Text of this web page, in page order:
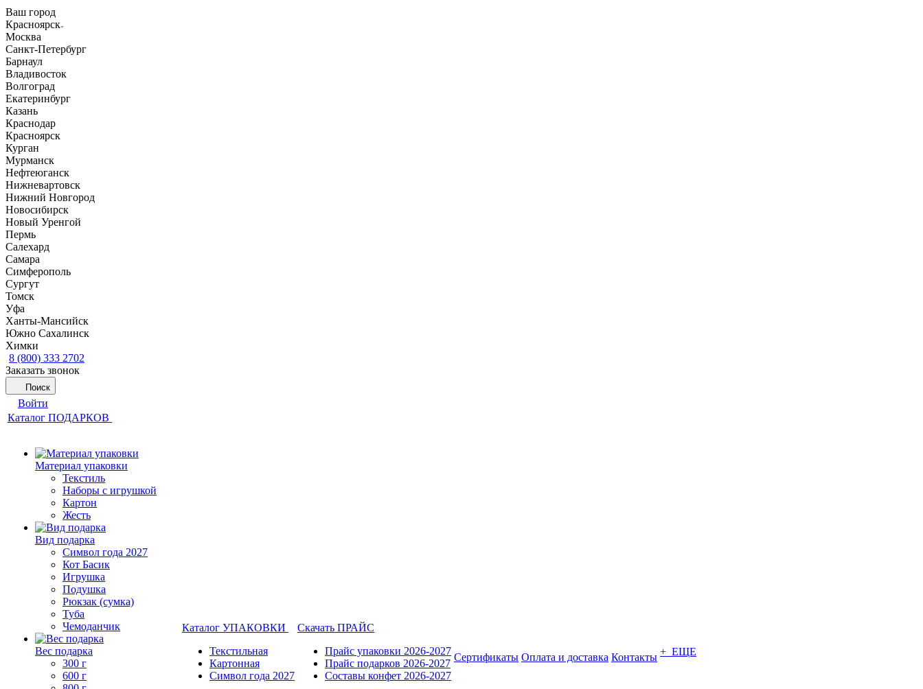
Ваш город
Красноярск
Москва
Санкт-Петербург
Барнаул
Владивосток
Волгоград
Екатеринбург
Казань
Краснодар
Красноярск
Курган
Мурманск
Нефтеюганск
Нижневартовск
Нижний Новгород
Новосибирск
Новый Уренгой
Пермь
Салехард
Самара
Симферополь
Сургут
Томск
Уфа
Ханты-Мансийск
Южно Сахалинск
Химки
8 (800) 333 2702
Заказать звонок
Поиск
Войти
Каталог ПОДАРКОВ
Материал упаковки
Текстиль
Наборы с игрушкой
Картон
Жесть
Вид подарка
Символ года 2027
Кот Басик
Игрушка
Подушка
Рюкзак (сумка)
Туба
Чемоданчик
Вес подарка
300 г
600 г
Каталог УПАКОВКИ
Текстильная
Картонная
Символ года 2027
Скачать ПРАЙС
Прайс упаковки 2026-2027
Прайс подарков 2026-2027
Составы конфет 2026-2027
Сертификаты Оплата и доставка Контакты + ЕЩЕ